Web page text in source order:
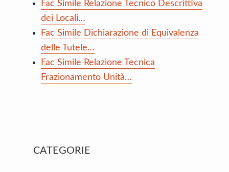
Fac Simile Relazione Tecnico Descrittiva
dei Locali…
Fac Simile Dichiarazione di Equivalenza
delle Tutele…
Fac Simile Relazione Tecnica
Frazionamento Unità…
Primary
CATEGORIE